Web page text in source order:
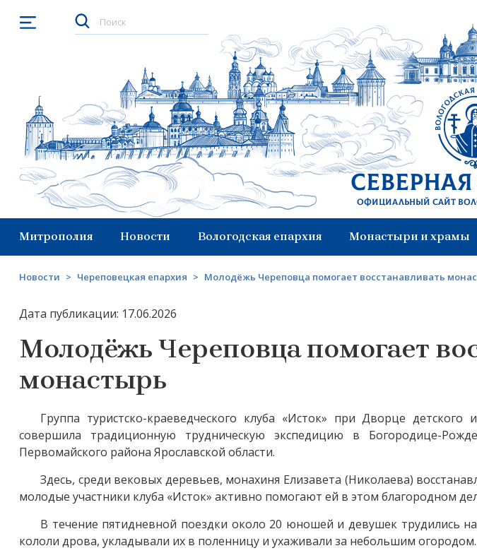
Открыть меню
Официальный сайт
Митрополия Новости Вологодская епархия Монастыри и храмы
Новости > Череповецкая епархия > Молодёжь Череповца помогает восстанавливать
Дата публикации: 17.06.2026
Молодёжь Череповца помогает
монастырь
Группа туристско-краеведческого клуба «Исток» при Дворце
совершила традиционную трудническую экспедицию в Богородице-
Первомайского района Ярославской области.
Здесь, среди вековых деревьев, монахиня Елизавета (Николаева)
молодые участники клуба «Исток» активно помогают ей в этом благородном
В течение пятидневной поездки около 20 юношей и девушек трудились
кололи дрова, укладывали их в поленницу и ухаживали за небольшим огородом.